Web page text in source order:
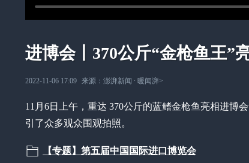
进博会丨370公斤“金枪鱼王”
2022-11-06 17:09 来源： 澎湃新闻 ∙ 暖闻湃>
11月6日上午，重达 370公斤的蓝鳍金枪鱼亮相进博
引了众多观众围观拍照。
【专题】第五届中国国际进口博览会